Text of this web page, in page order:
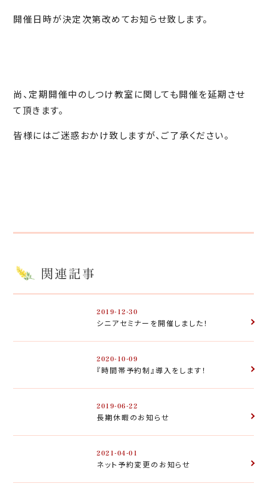
開催日時が決定次第改めてお知らせ致します。
尚、定期開催中のしつけ教室に関しても開催を延期させ
て頂きます。
皆様にはご迷惑おかけ致しますが、ご了承ください。
関連記事
2019-12-30
シニアセミナーを開催しました！
2020-10-09
『時間帯予約制』導入をします！
2019-06-22
長期休暇のお知らせ
2021-04-01
ネット予約変更のお知らせ